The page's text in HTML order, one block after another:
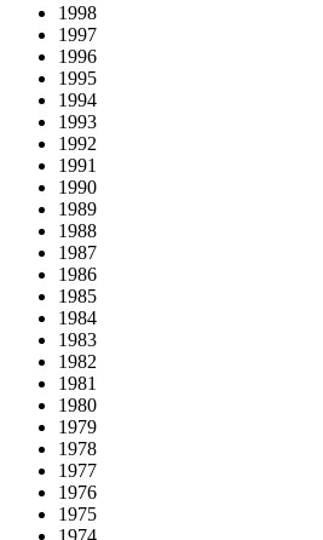
1998
1997
1996
1995
1994
1993
1992
1991
1990
1989
1988
1987
1986
1985
1984
1983
1982
1981
1980
1979
1978
1977
1976
1975
1974